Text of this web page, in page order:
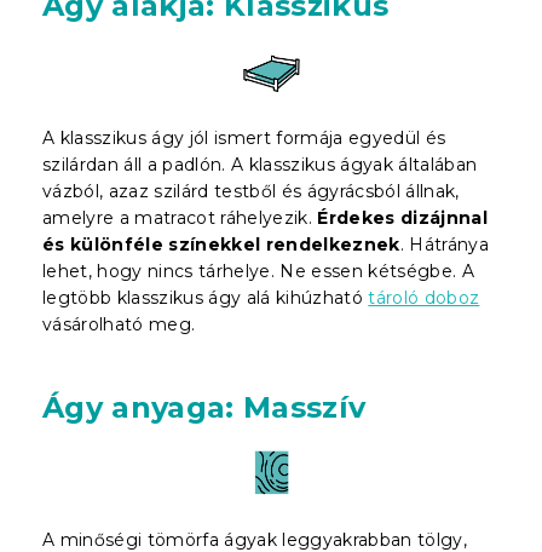
A klasszikus ágy jól ismert formája egyedül és
szilárdan áll a padlón. A klasszikus ágyak általában
vázból, azaz szilárd testből és ágyrácsból állnak,
amelyre a matracot ráhelyezik. Érdekes dizájnnal
és különféle színekkel rendelkeznek. Hátránya
lehet, hogy nincs tárhelye. Ne essen kétségbe. A
legtöbb klasszikus ágy alá kihúzhatótároló doboz
vásárolható meg.
Ágy anyaga: Masszív
A minőségi tömörfa ágyak leggyakrabban tölgy,